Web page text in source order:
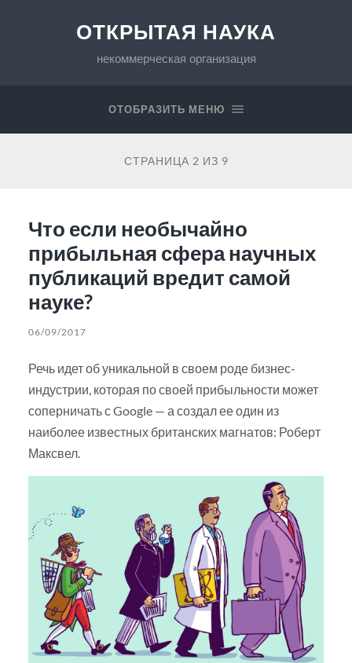
ОТКРЫТАЯ НАУКА
некоммерческая организация
ОТОБРАЗИТЬ МЕНЮ
СТРАНИЦА 2 ИЗ 9
Что если необычайно
прибыльная сфера научных
публикаций вредит самой
науке?
06/09/2017
Речь идет об уникальной в своем роде бизнес-
индустрии, которая по своей прибыльности может
соперничать с Google — а создал ее один из
наиболее известных британских магнатов: Роберт
Максвел.